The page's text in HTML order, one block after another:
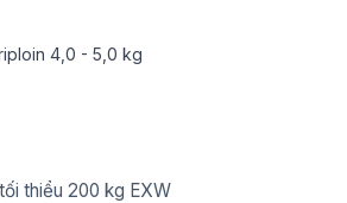
4,0 - 5,0 kg
thiểu 200 kg EXW